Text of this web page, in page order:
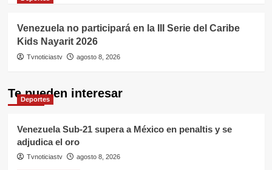
Venezuela no participará en la III Serie del Caribe
Kids Nayarit 2026
Tvnoticiastv agosto 8, 2026
Te pueden interesar
Deportes
Venezuela Sub-21 supera a México en penaltis y se
adjudica el oro
Tvnoticiastv agosto 8, 2026